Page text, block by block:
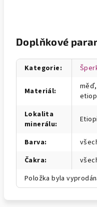
Doplňkové
Kategorie:
Materiál:
Lokalita
minerálu:
Barva:
Čakra:
Položka byla